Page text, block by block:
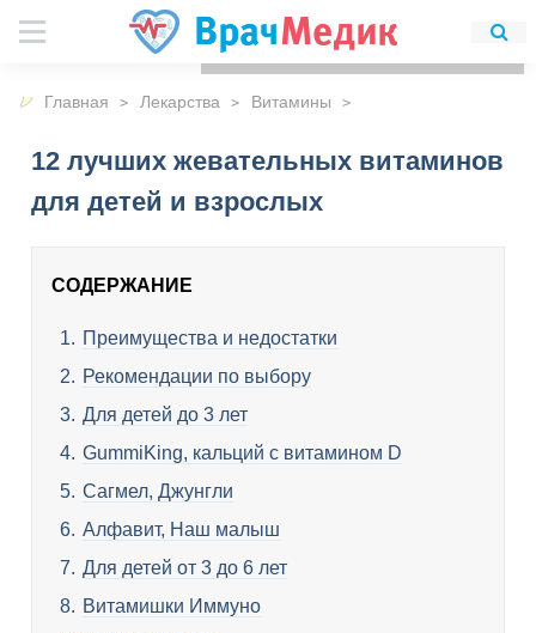
Главная Лекарства Витамины
12 лучших жевательных витаминов
для детей и взрослых
СОДЕРЖАНИЕ
Преимущества и недостатки
Рекомендации по выбору
Для детей до 3 лет
GummiKing, кальций с витамином D
Сагмел, Джунгли
Алфавит, Наш малыш
Для детей от 3 до 6 лет
Витамишки Иммуно
Для любых предложений по
сайту: detirkutsk@cp9.ru